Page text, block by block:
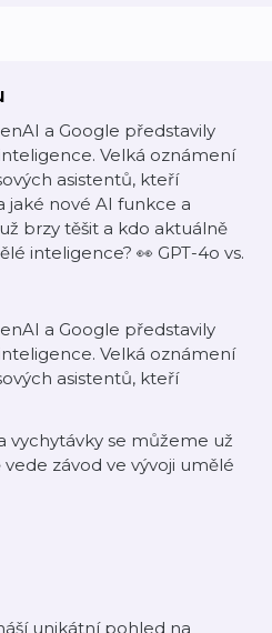
a Google představily
Velká oznámení
asistentů, kteří
jaké nové AI funkce a
brzy těšit a kdo aktuálně
inteligence? 👀 GPT-4o vs.
a Google představily
Velká oznámení
asistentů, kteří
vychytávky se můžeme už
závod ve vývoji umělé
unikátní pohled na